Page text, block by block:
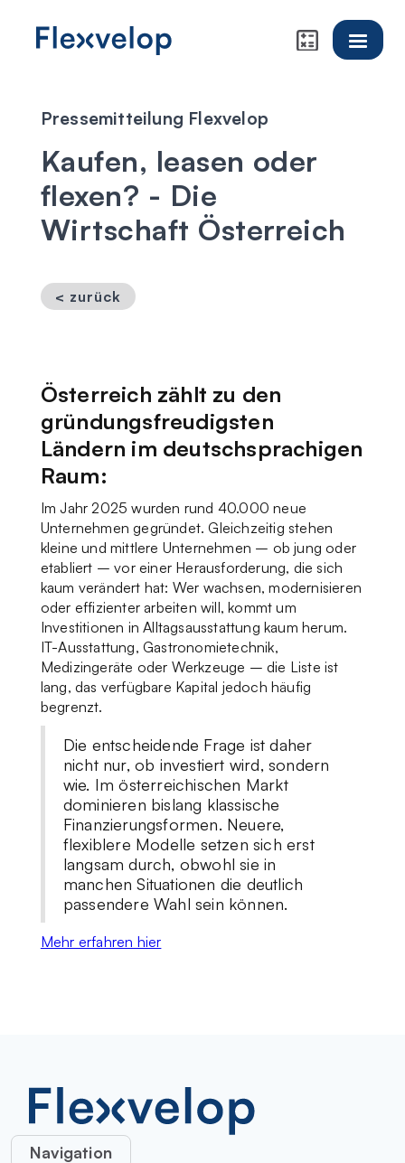
Pressemitteilung Flexvelop
Kaufen, leasen oder
flexen? - Die
Wirtschaft Österreich
< zurück
Österreich zählt zu den
gründungsfreudigsten
Ländern im deutschsprachigen
Raum:
Im Jahr 2025 wurden rund 40.000 neue
Unternehmen gegründet. Gleichzeitig stehen
kleine und mittlere Unternehmen – ob jung oder
etabliert – vor einer Herausforderung, die sich
kaum verändert hat: Wer wachsen, modernisieren
oder effizienter arbeiten will, kommt um
Investitionen in Alltagsausstattung kaum herum.
IT-Ausstattung, Gastronomietechnik,
Medizingeräte oder Werkzeuge – die Liste ist
lang, das verfügbare Kapital jedoch häufig
begrenzt.
Die entscheidende Frage ist daher
nicht nur, ob investiert wird, sondern
wie. Im österreichischen Markt
dominieren bislang klassische
Finanzierungsformen. Neuere,
flexiblere Modelle setzen sich erst
langsam durch, obwohl sie in
manchen Situationen die deutlich
passendere Wahl sein können.
Mehr erfahren hier
Navigation